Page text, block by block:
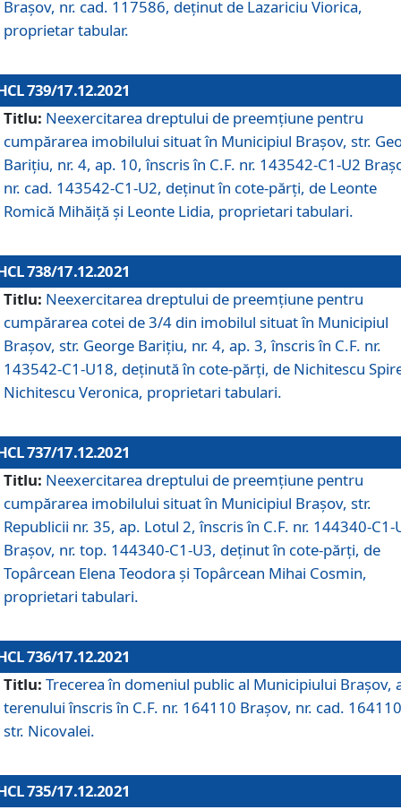
Brașov, nr. cad. 117586, deținut de Lazariciu Viorica,
proprietar tabular.
739/17.12.2021
Titlu: Neexercitarea dreptului de preemţiune pentru
cumpărarea imobilului situat în Municipiul Braşov, str.
Barițiu, nr. 4, ap. 10, înscris în C.F. nr. 143542-C1-U2
nr. cad. 143542-C1-U2, deținut în cote-părți, de Leonte
Romică Mihăiță și Leonte Lidia, proprietari tabulari.
738/17.12.2021
Titlu: Neexercitarea dreptului de preemţiune pentru
cumpărarea cotei de 3/4 din imobilul situat în Municipiul
Braşov, str. George Barițiu, nr. 4, ap. 3, înscris în C.F. nr.
143542-C1-U18, deținută în cote-părți, de Nichitescu
Nichitescu Veronica, proprietari tabulari.
737/17.12.2021
Titlu: Neexercitarea dreptului de preemţiune pentru
cumpărarea imobilului situat în Municipiul Braşov, str.
Republicii nr. 35, ap. Lotul 2, înscris în C.F. nr. 144340-C1-
Brașov, nr. top. 144340-C1-U3, deținut în cote-părți, de
Topârcean Elena Teodora și Topârcean Mihai Cosmin,
proprietari tabulari.
736/17.12.2021
Titlu: Trecerea în domeniul public al Municipiului Braşov,
terenului înscris în C.F. nr. 164110 Brașov, nr. cad.
str. Nicovalei.
735/17.12.2021